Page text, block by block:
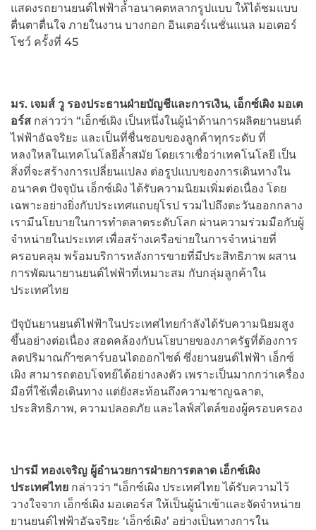
แสดงรถยานยนต์ไฟฟ้าล้ำอนาคตหลากรูปแบบ ให้ได้ชมแบบ
ตื่นตาตื่นใจ ภายในงาน บางกอก อินเตอร์เนชั่นแนล มอเตอร์
โชว์ ครั้งที่ 45
มร. เจมส์ วู รองประธานฝ่ายบัญชีและการเงิน, เอ็กซ์เผิง มอเต
อร์ส กล่าวว่า “เอ็กซ์เผิง เป็นหนึ่งในผู้นำด้านการผลิตยานยนต์
ไฟฟ้าอัฉจริยะ และเป็นที่ชื่นชอบของลูกค้าทุกระดับ ที่
หลงใหลในเทคโนโลยีล้ำสมัย โดยเราเชื่อว่าเทคโนโลยี เป็น
สิ่งที่จะสร้างการเปลี่ยนแปลง ต่อรูปแบบของการเดินทางใน
อนาคต ปัจจุบัน เอ็กซ์เผิง ได้รับความนิยมเพิ่มต่อเนื่อง โดย
เฉพาะอย่างยิ่งกับประเทศแถบยุโรป รวมไปถึงตะวันออกกลาง
เรามีนโยบายในการทำตลาดระดับโลก ผ่านความร่วมมือกับผู้
จำหน่ายในประเทศ เพื่อสร้างเครือข่ายในการจำหน่ายที่
ครอบคลุม พร้อมบริการหลังการขายที่มีประสิทธิภาพ ผสาน
การพัฒนายานยนต์ไฟฟ้าที่เหมาะสม กับกลุ่มลูกค้าใน
ประเทศไทย
ปัจุบันยานยนต์ไฟฟ้าในประเทศไทยกำลังได้รับความนิยมสูง
ขึ้นอย่างต่อเนื่อง สอดคล้องกับนโยบายของภาครัฐที่ต้องการ
ลดปริมาณก๊าซคาร์บอนไดออกไซด์ ซึ่งยานยนต์ไฟฟ้า เอ็กซ์
เผิง สามารถตอบโจทย์ได้อย่างลงตัว เพราะเป็นมากกว่าเครื่อง
มือที่ใช้เพื่อเดินทาง แต่ยังสะท้อนถึงความชาญฉลาด,
ประสิทธิภาพ, ความปลอดภัย และไลฟ์สไตล์ของผู้ครอบครอง
ปารมี ทองเจริญ ผู้อำนวยการฝ่ายการตลาด เอ็กซ์เผิง
ประเทศไทย กล่าวว่า “เอ็กซ์เผิง ประเทศไทย ได้รับความไว้
วางใจจาก เอ็กซ์เผิง มอเตอร์ส ให้เป็นผู้นำเข้าและจัดจำหน่าย
ยานยนต์ไฟฟ้าอัฉจริยะ ‘เอ็กซ์เผิง’ อย่างเป็นทางการใน